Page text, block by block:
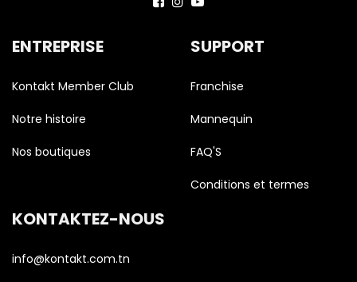
ENTREPRISE
Kontakt Member Club
Notre histoire
Nos boutiques
SUPPORT
Franchise
Mannequin
FAQ'S
Conditions et termes
KONTAKTEZ-NOUS
info@kontakt.com.tn